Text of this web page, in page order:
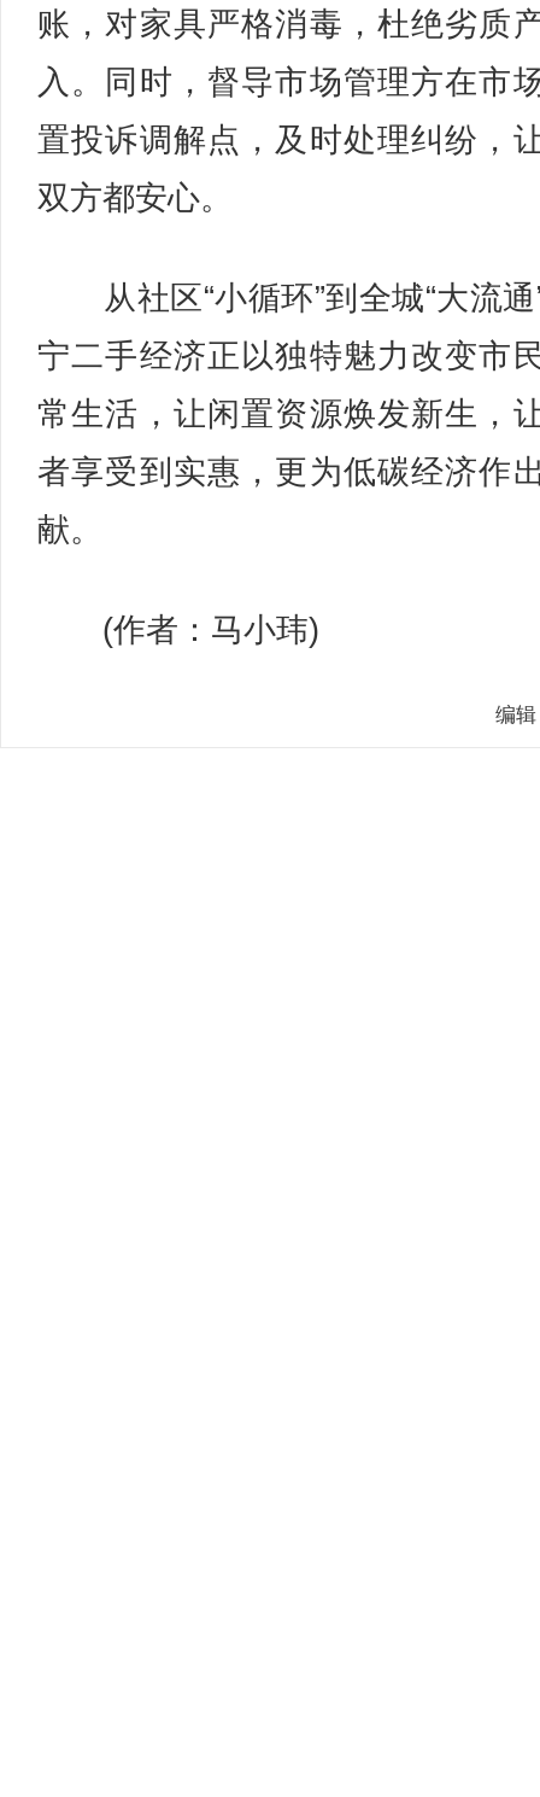
账，对家具严格消毒，杜绝劣质
入。同时，督导市场管理方在市
置投诉调解点，及时处理纠纷，
双方都安心。
从社区“小循环”到全城“大流通
宁二手经济正以独特魅力改变市
常生活，让闲置资源焕发新生，
者享受到实惠，更为低碳经济作
献。
(作者：马小玮)
编